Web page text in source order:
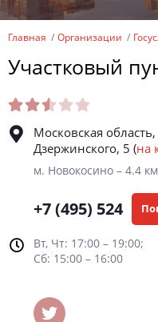
Главная Организации
Участковый
Московская
Дзержинского, 5 (на
м. Новокосино – 4.4 км
+7 (495) 524
Вт, Чт: 17:00 – 19:00;
Сб: 15:00 – 16:00